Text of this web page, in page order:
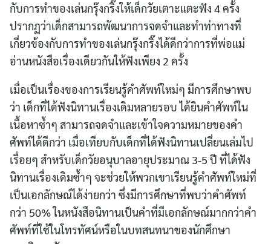
กับการทำของเล่นกรุ๊งกริ๊งให้เด็กวัยเตาะแตะฟัง 4 ครั้ง
ปรากฏว่าเด็กสามารถพัฒนาการจดจำและทำท่าทางที่
เกี่ยวข้องกับการทำของเล่นกรุ๊งกริ๊งได้ดีกว่าการที่พ่อแม่
อ่านหนังสือเรื่องเดียวกันให้ฟังเพียง 2 ครั้ง
เมื่อเป็นเรื่องของการเรียนรู้คำศัพท์ใหม่ๆ มีการศึกษาพบ
ว่า เด็กที่ได้ฟังนิทานเรื่องเดิมหลายรอบ ได้ยินคำศัพท์ใน
เนื้อหาซ้ำๆ สามารถจดจำและเข้าใจความหมายของคำ
ศัพท์ได้ดีกว่า เมื่อเทียบกับเด็กที่ได้ฟังนิทานเปลี่ยนเล่มไป
เรื่อยๆ สำหรับเด็กวัยอนุบาลอายุประมาณ 3-5 ปี ที่ได้ฟัง
นิทานเรื่องเดิมซ้ำๆ จะช่วยให้พวกเขาเรียนรู้คำศัพท์ใหม่ที่
เป็นเอกลักษณ์ได้ง่ายกว่า ซึ่งมีการศึกษาที่พบว่าคำศัพท์
กว่า 50% ในหนังสือนิทานเป็นคำที่มีเอกลักษณ์มากกว่าคำ
ศัพท์ที่ใช้ในโทรทัศน์หรือในบทสนทนาของนักศึกษา